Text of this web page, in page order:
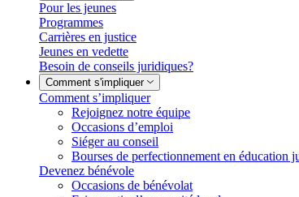
Pour les jeunes
Programmes
Carrières en justice
Jeunes en vedette
Besoin de conseils juridiques?
Comment s'impliquer
Comment s’impliquer
Rejoignez notre équipe
Occasions d’emploi
Siéger au conseil
Bourses de perfectionnement en éducation
Devenez bénévole
Occasions de bénévolat